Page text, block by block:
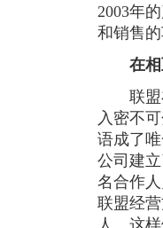
2003年
和销售的
在
联盟在
入密不
语成了
公司建
名合作
联盟经营
人。这